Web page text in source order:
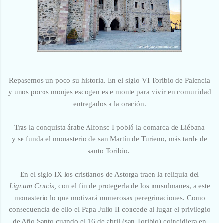
Repasemos un poco su historia. En el siglo VI Toribio de Palencia
y unos pocos monjes escogen este monte para vivir en comunidad
entregados a la oración.
Tras la conquista árabe Alfonso I pobló la comarca de Liébana
y se funda el monasterio de san Martín de Turieno, más tarde de
santo Toribio.
En el siglo IX los cristianos de Astorga traen la reliquia del
Lignum Crucis, con el fin de protegerla de los musulmanes, a este
monasterio lo que motivará numerosas peregrinaciones. Como
consecuencia de ello el Papa Julio II concede al lugar el privilegio
de Año Santo cuando el 16 de abril (san Toribio) coincidiera en